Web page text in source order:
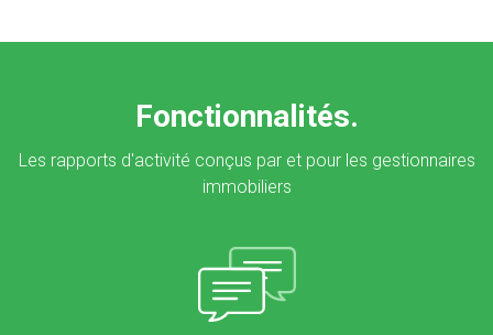
Fonctionnalités.
Les rapports d'activité conçus par et pour les gestionnaires
immobiliers